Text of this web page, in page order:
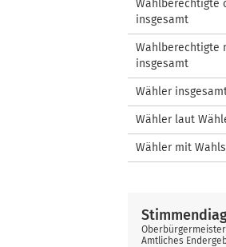
Wahlberechtigte
insgesamt
Wahlberechtigte
insgesamt
Wähler
Wähler laut
Wähler mit
Amtliches